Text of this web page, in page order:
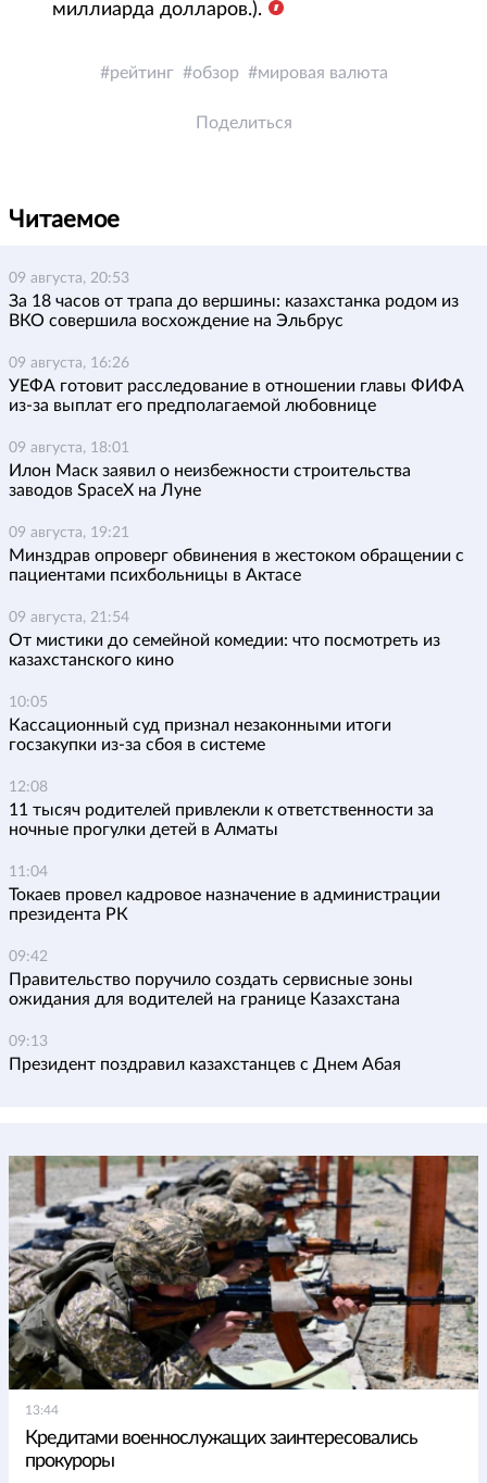
миллиарда долларов.).
рейтинг обзор мировая валюта
Поделиться
Читаемое
09 августа, 20:53
За 18 часов от трапа до вершины: казахстанка родом из
ВКО совершила восхождение на Эльбрус
09 августа, 16:26
УЕФА готовит расследование в отношении главы ФИФА
из-за выплат его предполагаемой любовнице
09 августа, 18:01
Илон Маск заявил о неизбежности строительства
заводов SpaceX на Луне
09 августа, 19:21
Минздрав опроверг обвинения в жестоком обращении с
пациентами психбольницы в Актасе
09 августа, 21:54
От мистики до семейной комедии: что посмотреть из
казахстанского кино
10:05
Кассационный суд признал незаконными итоги
госзакупки из-за сбоя в системе
12:08
11 тысяч родителей привлекли к ответственности за
ночные прогулки детей в Алматы
11:04
Токаев провел кадровое назначение в администрации
президента РК
09:42
Правительство поручило создать сервисные зоны
ожидания для водителей на границе Казахстана
09:13
Президент поздравил казахстанцев с Днем Абая
13:44
Кредитами военнослужащих заинтересовались
прокуроры